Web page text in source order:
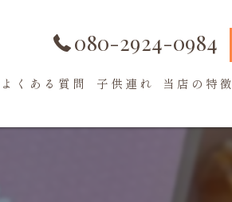
080-2924-0984
よくある質問 子供連れ 当店の特徴